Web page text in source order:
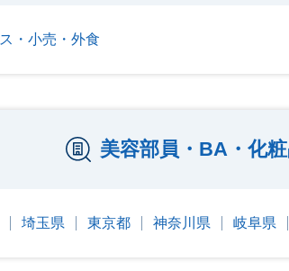
・小売・外食
美容部員・BA・化
埼玉県 東京都 神奈川県 岐阜県